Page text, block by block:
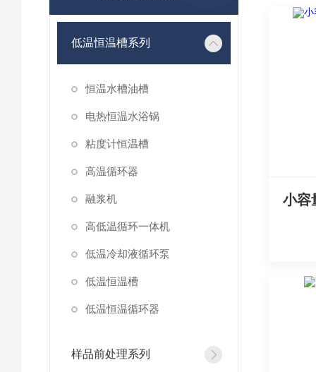
低温恒温槽系列
恒温水槽油槽
电热恒温水浴锅
粘度计恒温槽
高温循环器
融浆机
高低温循环一体机
低温冷却液循环泵
低温恒温槽
低温恒温循环器
样品前处理系列